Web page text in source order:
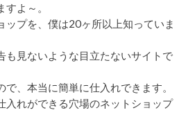
よ～。
ップを、僕は20ヶ所以上知っていま
も見ないような目立たないサイトで
、本当に簡単に仕入れできます。
入れができる穴場のネットショップ